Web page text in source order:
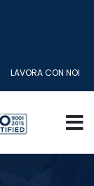
LAVORA CON NOI